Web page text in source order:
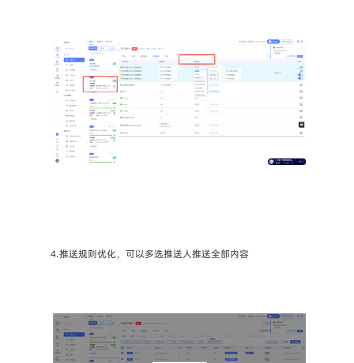
4.推送规则优化，可以多选推送人推送全部内容